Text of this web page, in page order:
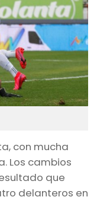
con mucha
Los cambios
que
delanteros en